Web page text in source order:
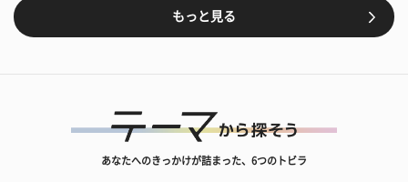
もっと見る
あなたへのきっかけが詰まった、6つのトビラ